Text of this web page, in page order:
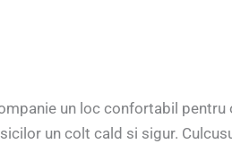
un loc confortabil
un colt cald si sigur.